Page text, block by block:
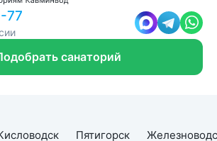
77
санаторий
Пятигорск